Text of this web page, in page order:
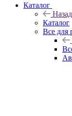
Каталог
Назад
Каталог
Все для